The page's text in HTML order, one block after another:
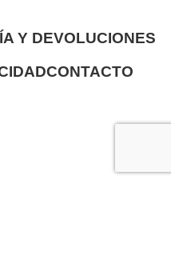
Y DEVOLUCIONES
CONTACTO